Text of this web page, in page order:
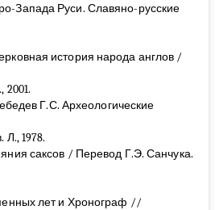
Запада Руси. Славяно-русские
история народа англов /
Г.С. Археологические
1978.
саксов / Перевод Г.Э. Санчука.
лет и Хронограф //